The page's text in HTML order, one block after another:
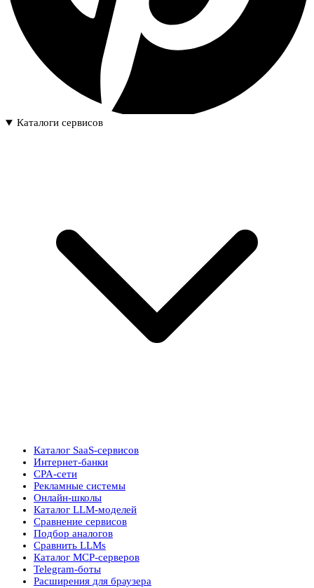
Каталоги сервисов
Каталог SaaS-сервисов
Интернет-банки
CPA-сети
Рекламные системы
Онлайн-школы
Каталог LLM-моделей
Сравнение сервисов
Подбор аналогов
Сравнить LLMs
Каталог MCP-серверов
Telegram-боты
Расширения для браузера